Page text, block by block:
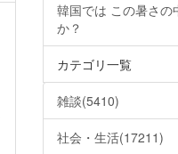
韓国では この暑さの
か？
カテゴリ一覧
雑談(5410)
社会・生活(17211)